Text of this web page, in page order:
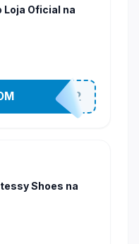
Loja Oficial na
141525852
Shoes na